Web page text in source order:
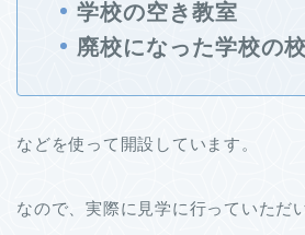
学校の空き教室
廃校になった学校の
などを使って開設しています。
なので、実際に見学に行っていただ